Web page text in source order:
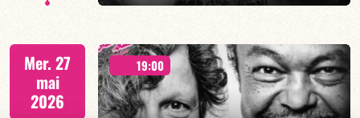
Mario Canonge/Michel Zenino
Mer. 27
mai
2026
19:00